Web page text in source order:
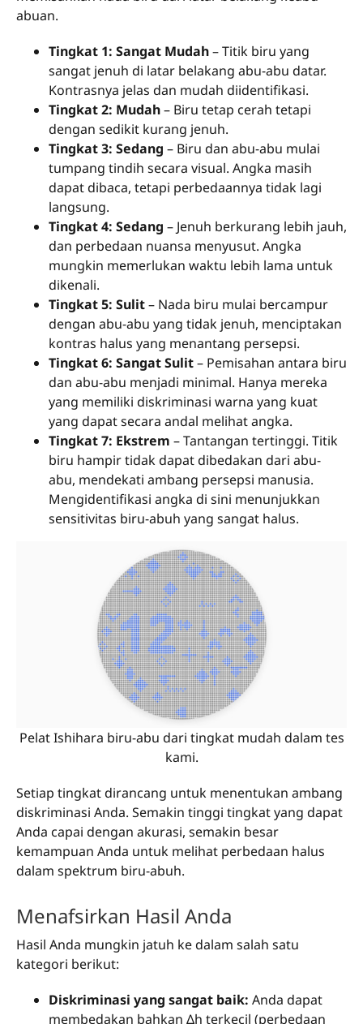
abuan.
Tingkat 1: Sangat Mudah– Titik biru yang
sangat jenuh di latar belakang abu-abu datar.
Kontrasnya jelas dan mudah diidentifikasi.
Tingkat 2: Mudah– Biru tetap cerah tetapi
dengan sedikit kurang jenuh.
Tingkat 3: Sedang – Biru dan abu-abu mulai
tumpang tindih secara visual. Angka masih
dapat dibaca, tetapi perbedaannya tidak lagi
langsung.
Tingkat 4: Sedang – Jenuh berkurang lebih jauh,
dan perbedaan nuansa menyusut. Angka
mungkin memerlukan waktu lebih lama untuk
dikenali.
Tingkat 5: Sulit– Nada biru mulai bercampur
dengan abu-abu yang tidak jenuh, menciptakan
kontras halus yang menantang persepsi.
Tingkat 6: Sangat Sulit– Pemisahan antara biru
dan abu-abu menjadi minimal. Hanya mereka
yang memiliki diskriminasi warna yang kuat
yang dapat secara andal melihat angka.
Tingkat 7: Ekstrem – Tantangan tertinggi. Titik
biru hampir tidak dapat dibedakan dari abu-
abu, mendekati ambang persepsi manusia.
Mengidentifikasi angka di sini menunjukkan
sensitivitas biru-abuh yang sangat halus.
Pelat Ishihara biru-abu dari tingkat mudah dalam tes
kami.
Setiap tingkat dirancang untuk menentukan ambang
diskriminasi Anda. Semakin tinggi tingkat yang dapat
Anda capai dengan akurasi, semakin besar
kemampuan Anda untuk melihat perbedaan halus
dalam spektrum biru-abuh.
Menafsirkan Hasil Anda
Hasil Anda mungkin jatuh ke dalam salah satu
kategori berikut:
Diskriminasi yang sangat baik: Anda dapat
membedakan bahkan Δh terkecil (perbedaan